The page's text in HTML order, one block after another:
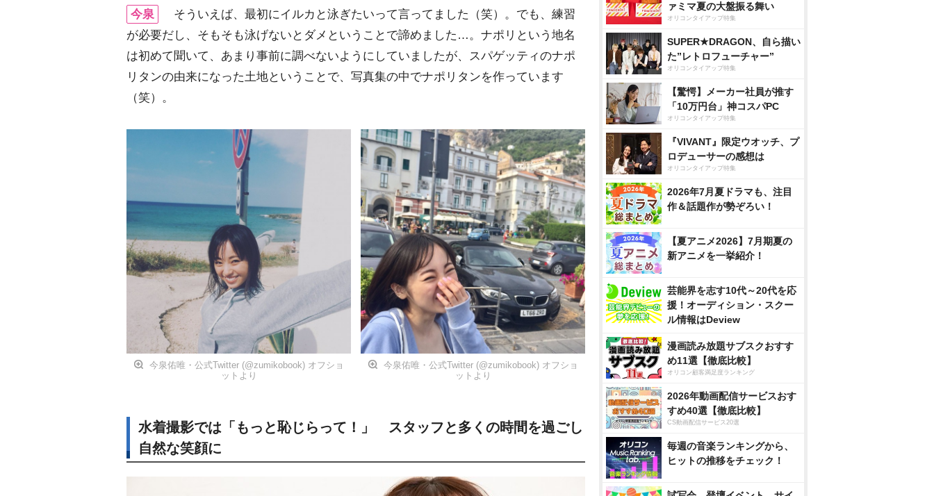
今泉
そういえば、最初にイルカと泳ぎたいって言ってました（笑）。でも、練習
が必要だし、そもそも泳げないとダメということで諦めました…。ナポリという地名
は初めて聞いて、あまり事前に調べないようにしていましたが、スパゲッティのナポ
リタンの由来になった土地ということで、写真集の中でナポリタンを作っています
（笑）。
今泉佑唯・公式Twitter (@zumikobook) オフショ
ットより
今泉佑唯・公式Twitter (@zumikobook) オフショ
ットより
水着撮影では「もっと恥じらって！」 スタッフと多くの時間を過ごし
自然な笑顔に
ァミマ夏の大盤振る舞い
オリコンタイアップ特集
SUPER★DRAGON、自ら描い
た”レトロフューチャー”
オリコンタイアップ特集
【驚愕】メーカー社員が推す
「10万円台」神コスパPC
オリコンタイアップ特集
『VIVANT』限定ウオッチ、プ
ロデューサーの感想は
オリコンタイアップ特集
2026年7月夏ドラマも、注目
作＆話題作が勢ぞろい！
【夏アニメ2026】7月期夏の
新アニメを一挙紹介！
芸能界を志す10代～20代を応
援！オーディション・スクー
ル情報はDeview
漫画読み放題サブスクおすす
め11選【徹底比較】
オリコン顧客満足度ランキング
2026年動画配信サービスおす
すめ40選【徹底比較】
CS動画配信サービス20選
毎週の音楽ランキングから、
ヒットの推移をチェック！